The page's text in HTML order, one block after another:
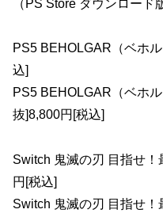
（PS Store ダウンロード
PS5 BEHOLGAR（ベホ
込]
PS5 BEHOLGAR（ベホ
抜]8,800円[税込]
Switch 鬼滅の刃 目指せ
円[税込]
Switch 鬼滅の刃 目指せ！